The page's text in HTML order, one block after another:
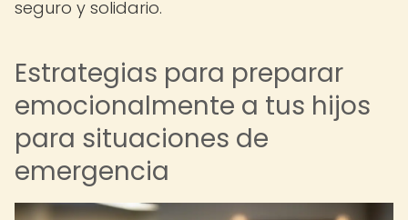
seguro y solidario.
Estrategias para preparar
emocionalmente a tus hijos
para situaciones de
emergencia